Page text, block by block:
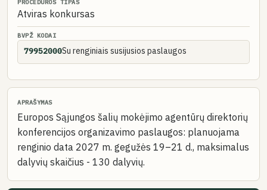
PROCEDŪROS TIPAS
Atviras konkursas
BVPŽ KODAI
79952000Su renginiais susijusios paslaugos
APRAŠYMAS
Europos Sąjungos šalių mokėjimo agentūrų direktorių
konferencijos organizavimo paslaugos: planuojama
renginio data 2027 m. gegužės 19–21 d., maksimalus
dalyvių skaičius - 130 dalyvių.